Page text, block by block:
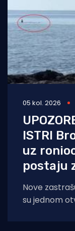
05 kol. 2026
ISTRI
uz
postaju
Nove
su jednom